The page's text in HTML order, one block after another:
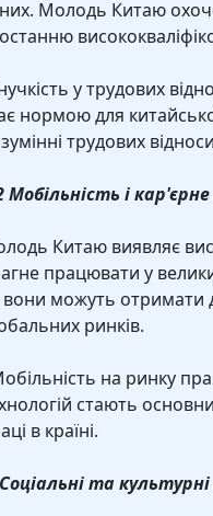
Молодь Китаю
у трудових
нормою для
трудових
Мобільність і
Китаю виявляє
працювати у
можуть отримати
ринків.
на ринку
стають
в країні.
та